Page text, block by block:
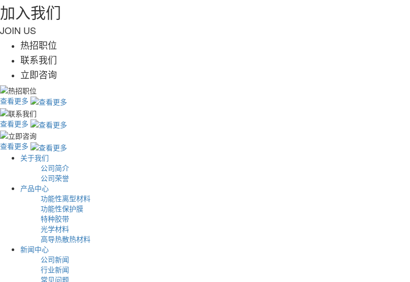
加入我们
JOIN US
热招职位
联系我们
立即咨询
查看更多
查看更多
查看更多
关于我们
公司简介
公司荣誉
产品中心
功能性离型材料
功能性保护膜
特种胶带
光学材料
高导热散热材料
新闻中心
公司新闻
行业新闻
常见问题